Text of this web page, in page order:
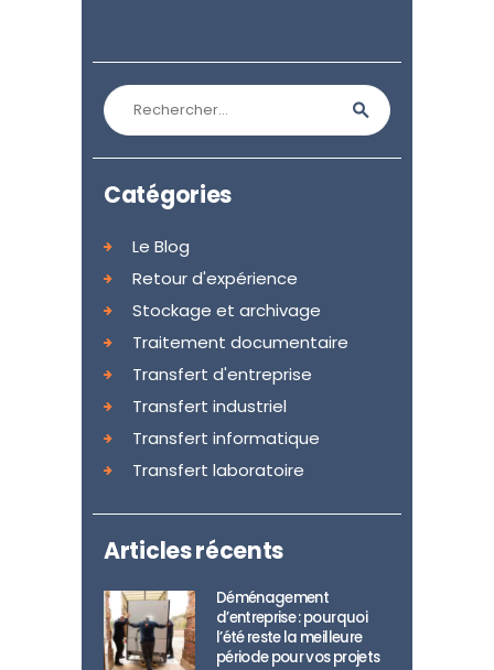
Rechercher :
Catégories
Le Blog
Retour d'expérience
Stockage et archivage
Traitement documentaire
Transfert d'entreprise
Transfert industriel
Transfert informatique
Transfert laboratoire
Articles récents
Déménagement
d’entreprise : pourquoi
l’été reste la meilleure
période pour vos projets